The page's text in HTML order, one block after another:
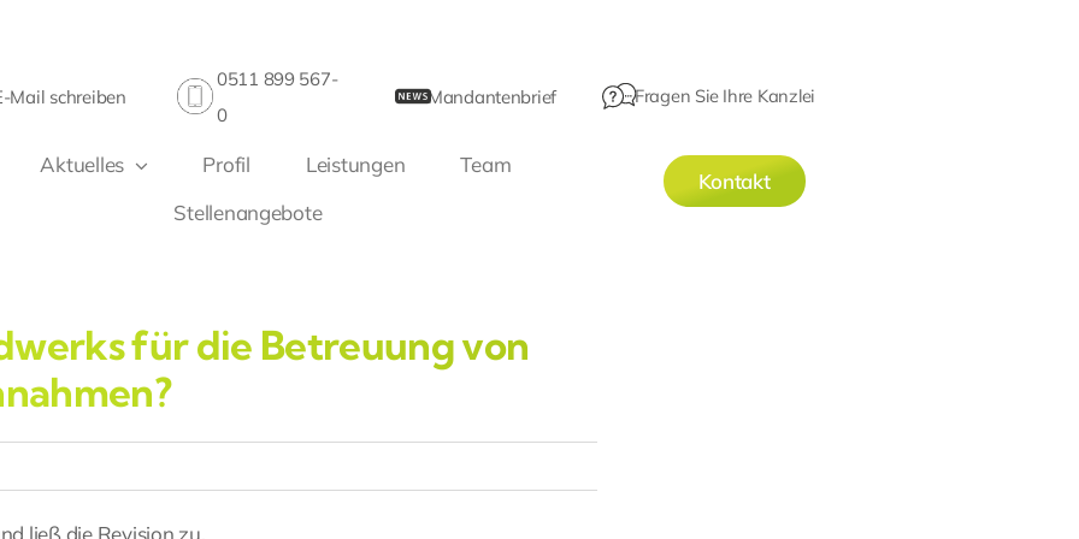
Mail schreiben
0511 899 567-
0
Mandantenbrief Fragen Sie Ihre Kanzlei
Aktuelles Profil Leistungen
Team
Stellenangebote
Kontakt
für die Betreuung von
ließ die Revision zu.